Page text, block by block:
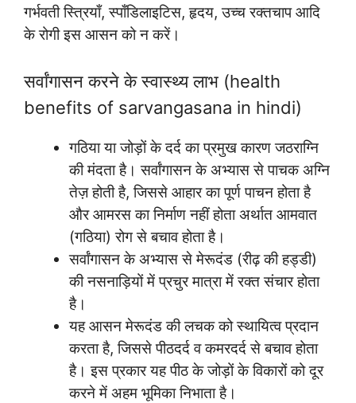
गर्भवती स्त्रियाँ, स्पाँडिलाइटिस, हृदय, उच्च रक्तचाप आदि
के रोगी इस आसन को न करें।
सर्वांगासन करने के स्वास्थ्य लाभ (health
benefits of sarvangasana in hindi)
गठिया या जोड़ों के दर्द का प्रमुख कारण जठराग्नि
की मंदता है। सर्वांगासन के अभ्यास से पाचक अग्नि
तेज़ होती है, जिससे आहार का पूर्ण पाचन होता है
और आमरस का निर्माण नहीं होता अर्थात आमवात
(गठिया) रोग से बचाव होता है।
सर्वांगासन के अभ्यास से मेरूदंड (रीढ़ की हड्डी)
की नसनाड़ियों में प्रचुर मात्रा में रक्त संचार होता
है।
यह आसन मेरूदंड की लचक को स्थायित्व प्रदान
करता है, जिससे पीठदर्द व कमरदर्द से बचाव होता
है। इस प्रकार यह पीठ के जोड़ों के विकारों को दूर
करने में अहम भूमिका निभाता है।